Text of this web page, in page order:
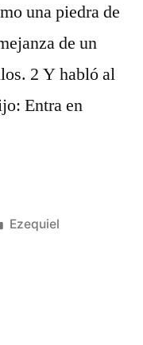
una piedra de
de un
2 Y habló al
Entra en
Posted
Ezequiel